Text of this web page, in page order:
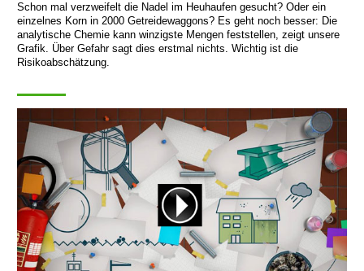
Schon mal verzweifelt die Nadel im Heuhaufen gesucht? Oder ein
einzelnes Korn in 2000 Getreidewaggons? Es geht noch besser: Die
analytische Chemie kann winzigste Mengen feststellen, zeigt unsere
Grafik. Über Gefahr sagt dies erstmal nichts. Wichtig ist die
Risikoabschätzung.